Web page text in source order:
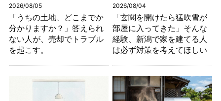
2026/08/05
「うちの土地、どこまでか
分かりますか？」答えられ
ない人が、売却でトラブル
を起こす。
2026/08/04
「玄関を開けたら猛吹雪が
部屋に入ってきた」そんな
経験、新潟で家を建てる人
は必ず対策を考えてほしい